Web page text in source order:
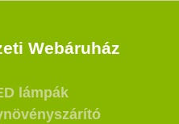
Webáruház
lámpák